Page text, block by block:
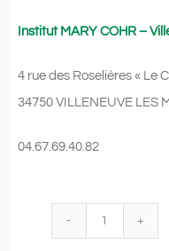
Institut MARY COHR –
4 rue des Roselières « Le
34750 VILLENEUVE LES
04.67.69.40.82